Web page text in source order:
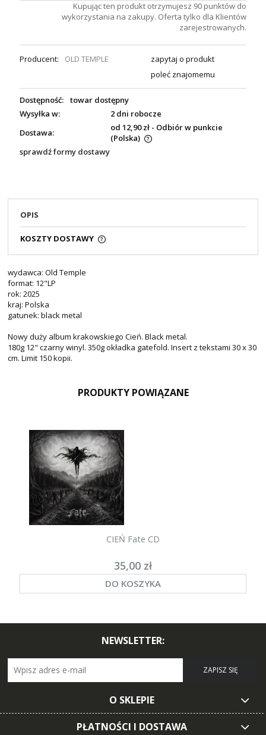
Kupując ten produkt otrzymujesz 90 punktów do
wykorzystania na zakupy. Oferta tylko dla Klientów
zarejestrowanych.
Producent: OLD TEMPLE
zapytaj o produkt
poleć znajomemu
Dostępność:
towar dostępny
Wysyłka w:
2 dni robocze
Dostawa:
od 12,90 zł - Odbiór w punkcie
(Polska)
sprawdź formy dostawy
OPIS
KOSZTY DOSTAWY
wydawca: Old Temple
format: 12"LP
rok: 2025
kraj: Polska
gatunek: black metal
Nowy duży album krakowskiego Cień. Black metal.
180g 12" czarny winyl. 350g okładka gatefold. Insert z tekstami 30 x 30
cm. Limit 150 kopii.
PRODUKTY POWIĄZANE
CIEŃ Fate CD
35,00 zł
DO KOSZYKA
NEWSLETTER:
ZAPISZ SIĘ
O SKLEPIE
PŁATNOŚCI I DOSTAWA